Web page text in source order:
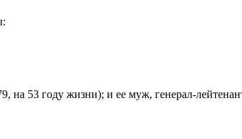
на 53 году жизни); и ее муж, генерал-